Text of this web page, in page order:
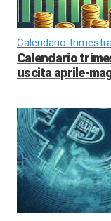
Calendario
Calendario
uscita aprile-